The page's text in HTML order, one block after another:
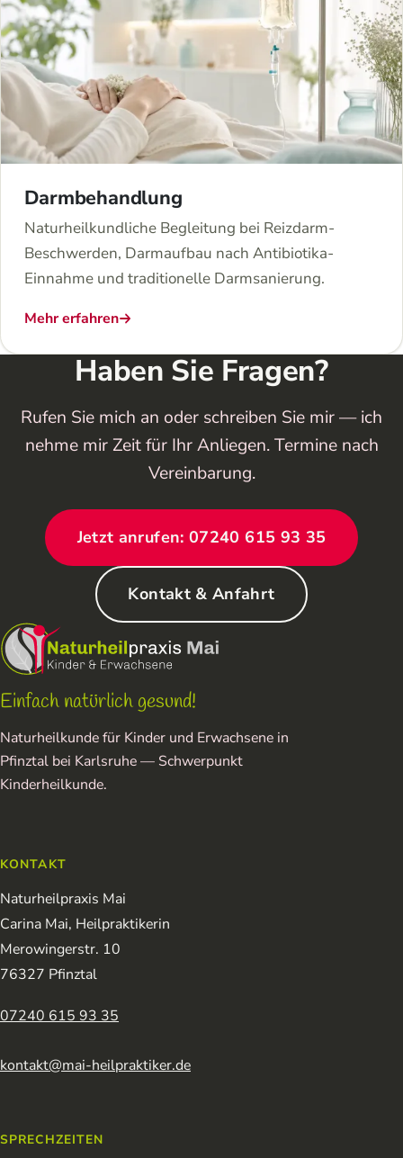
Darmbehandlung
Naturheilkundliche Begleitung bei Reizdarm-
Beschwerden, Darmaufbau nach Antibiotika-
Einnahme und traditionelle Darmsanierung.
Mehr erfahren
Haben Sie Fragen?
Rufen Sie mich an oder schreiben Sie mir — ich
nehme mir Zeit für Ihr Anliegen. Termine nach
Vereinbarung.
Jetzt anrufen: 07240 615 93 35
Kontakt & Anfahrt
Einfach natürlich gesund!
Naturheilkunde für Kinder und Erwachsene in
Pfinztal bei Karlsruhe — Schwerpunkt
Kinderheilkunde.
KONTAKT
Naturheilpraxis Mai
Carina Mai, Heilpraktikerin
Merowingerstr. 10
76327 Pfinztal
07240 615 93 35
kontakt@mai-heilpraktiker.de
SPRECHZEITEN